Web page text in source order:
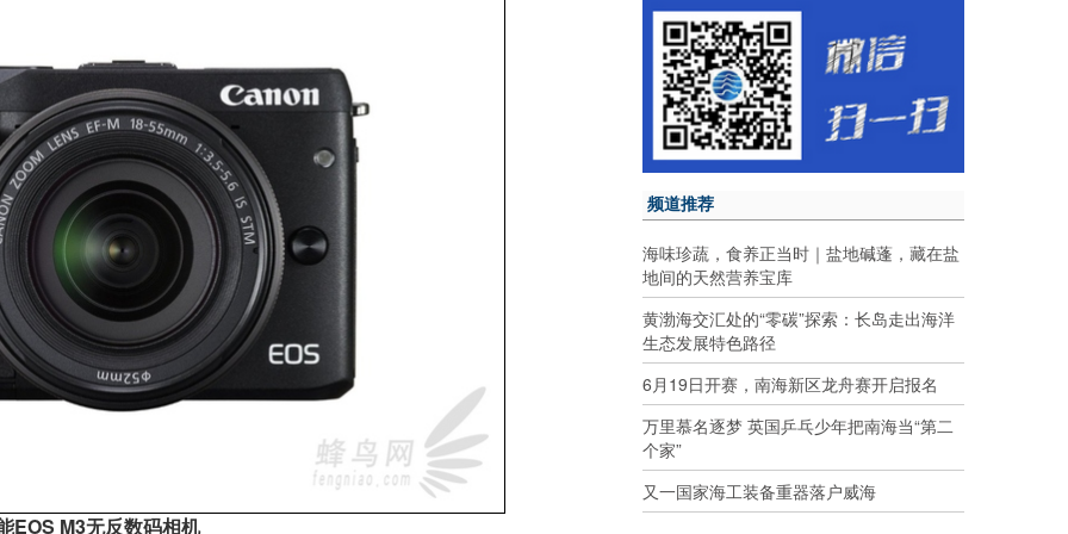
EOS M3无反数码相机
频道推荐
海味珍蔬，食养正当时｜盐地碱蓬，藏在盐
地间的天然营养宝库
黄渤海交汇处的“零碳”探索：长岛走出海洋
生态发展特色路径
6月19日开赛，南海新区龙舟赛开启报名
万里慕名逐梦 英国乒乓少年把南海当“第二
个家”
又一国家海工装备重器落户威海